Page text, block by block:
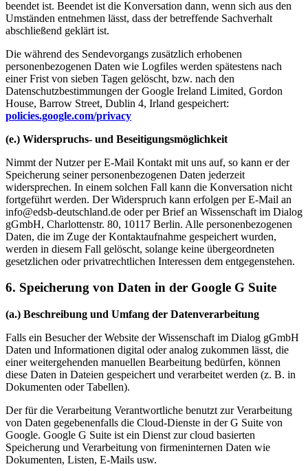
beendet ist. Beendet ist die Konversation dann, wenn sich aus den
Umständen entnehmen lässt, dass der betreffende Sachverhalt
abschließend geklärt ist.
Die während des Sendevorgangs zusätzlich erhobenen
personenbezogenen Daten wie Logfiles werden spätestens nach
einer Frist von sieben Tagen gelöscht, bzw. nach den
Datenschutzbestimmungen der Google Ireland Limited, Gordon
House, Barrow Street, Dublin 4, Irland gespeichert:
policies.google.com/privacy
(e.) Widerspruchs- und Beseitigungsmöglichkeit
Nimmt der Nutzer per E-Mail Kontakt mit uns auf, so kann er der
Speicherung seiner personenbezogenen Daten jederzeit
widersprechen. In einem solchen Fall kann die Konversation nicht
fortgeführt werden. Der Widerspruch kann erfolgen per E-Mail an
info@edsb-deutschland.de oder per Brief an Wissenschaft im Dialog
gGmbH, Charlottenstr. 80, 10117 Berlin. Alle personenbezogenen
Daten, die im Zuge der Kontaktaufnahme gespeichert wurden,
werden in diesem Fall gelöscht, solange keine übergeordneten
gesetzlichen oder privatrechtlichen Interessen dem entgegenstehen.
6. Speicherung von Daten in der Google G Suite
(a.) Beschreibung und Umfang der Datenverarbeitung
Falls ein Besucher der Website der Wissenschaft im Dialog gGmbH
Daten und Informationen digital oder analog zukommen lässt, die
einer weitergehenden manuellen Bearbeitung bedürfen, können
diese Daten in Dateien gespeichert und verarbeitet werden (z. B. in
Dokumenten oder Tabellen).
Der für die Verarbeitung Verantwortliche benutzt zur Verarbeitung
von Daten gegebenenfalls die Cloud-Dienste in der G Suite von
Google. Google G Suite ist ein Dienst zur cloud basierten
Speicherung und Verarbeitung von firmeninternen Daten wie
Dokumenten, Listen, E-Mails usw.